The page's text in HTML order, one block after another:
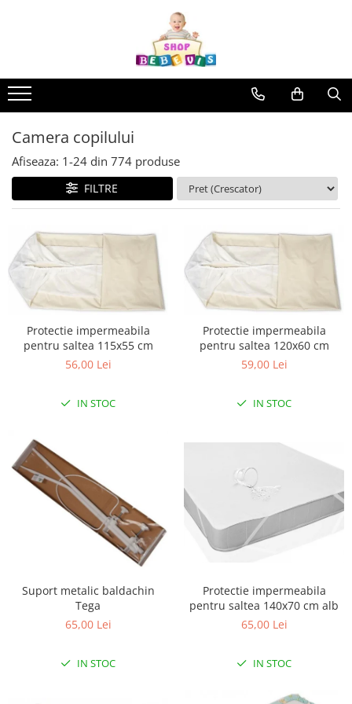
Carucioare copii
Carucioare copii sport
Carucioare copii 2in1
Carucioare copii 3in1
Carucioare gemeni
Accesorii carucioare copii
Huse ploaie si antiinsecte
Saci si invelitoare
Adaptoare
Umbrele carucioare
Accesorii diverse carucioare
Landouri pentru bebelusi
Scaune auto copii
Patuturi copii
Patuturi lemn 140 x 70 cm
Patuturi lemn 160 x 80 cm
Pat tineret
Patuturi pliabile si tarcuri de joaca
Saltele patut copii
Saltele de la 140 x 70 cm
Saltele 127 x 63 cm
Lenjerii patuturi
Camera copilului
Afiseaza: 1-24 din 774 produse
FILTRE
Protectie impermeabila
pentru saltea 115x55 cm
56,00 Lei
IN STOC
Protectie impermeabila
pentru saltea 120x60 cm
59,00 Lei
IN STOC
Suport metalic baldachin
Tega
65,00 Lei
IN STOC
Protectie impermeabila
pentru saltea 140x70 cm alb
65,00 Lei
IN STOC